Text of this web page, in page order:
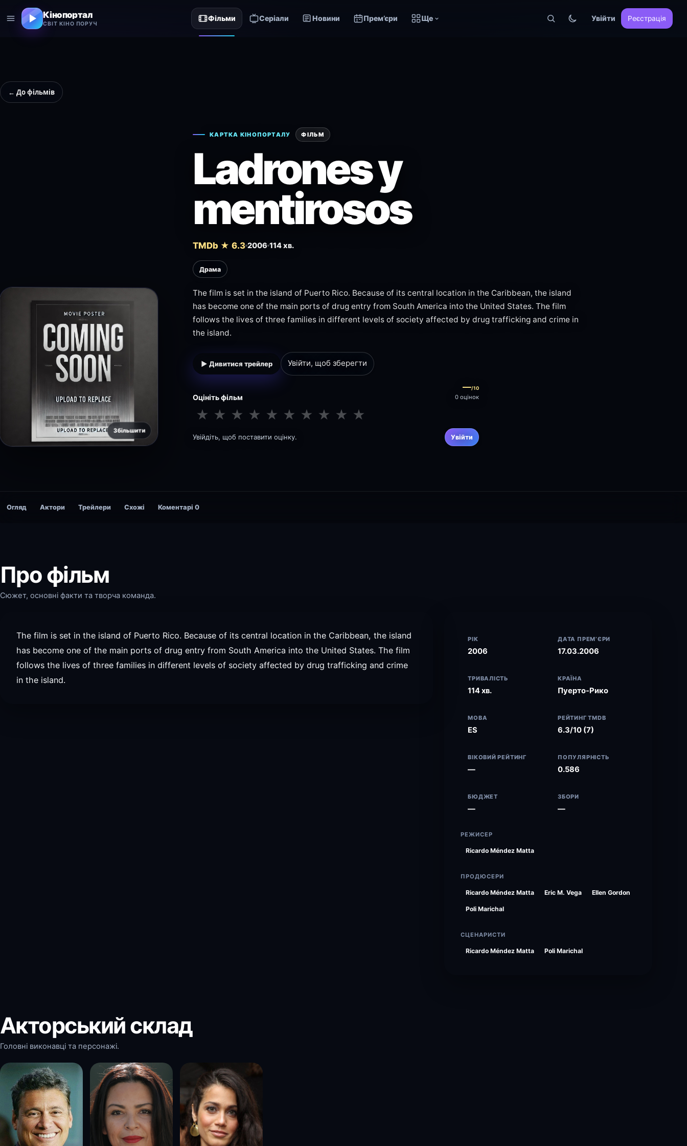
Кінопортал
СВІТ КІНО ПОРУЧ
Фільми Серіали Новини Прем’єри Ще Увійти Реєстрація
← До фільмів
Збільшити
КАРТКА КІНОПОРТАЛУ ФІЛЬМ
Ladrones y
mentirosos
TMDb ★ 6.3 2006 114 хв.
Драма
The film is set in the island of Puerto Rico. Because of its central location in the Caribbean, the island
has become one of the main ports of drug entry from South America into the United States. The film
follows the lives of three families in different levels of society affected by drug trafficking and crime in
the island.
▶ Дивитися трейлер Увійти, щоб зберегти
Оцініть фільм
—/10
0 оцінок
★ ★ ★ ★ ★ ★ ★ ★ ★ ★
Увійдіть, щоб поставити оцінку. Увійти
Огляд Актори Трейлери Схожі Коментарі 0
Про фільм
Сюжет, основні факти та творча команда.
The film is set in the island of Puerto Rico. Because of its central location in the Caribbean, the island
has become one of the main ports of drug entry from South America into the United States. The film
follows the lives of three families in different levels of society affected by drug trafficking and crime
in the island.
РІК
2006
ДАТА ПРЕМ’ЄРИ
17.03.2006
ТРИВАЛІСТЬ
114 хв.
КРАЇНА
Пуерто-Рико
МОВА
ES
РЕЙТИНГ TMDB
6.3/10 (7)
ВІКОВИЙ РЕЙТИНГ
—
ПОПУЛЯРНІСТЬ
0.586
БЮДЖЕТ
—
ЗБОРИ
—
РЕЖИСЕР
Ricardo Méndez Matta
ПРОДЮСЕРИ
Ricardo Méndez Matta Eric M. Vega Ellen Gordon
Poli Marichal
СЦЕНАРИСТИ
Ricardo Méndez Matta Poli Marichal
Акторський склад
Головні виконавці та персонажі.